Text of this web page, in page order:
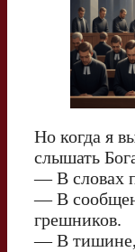
Но когда я
слышать
— В словах
— В
грешников.
— В тишине,